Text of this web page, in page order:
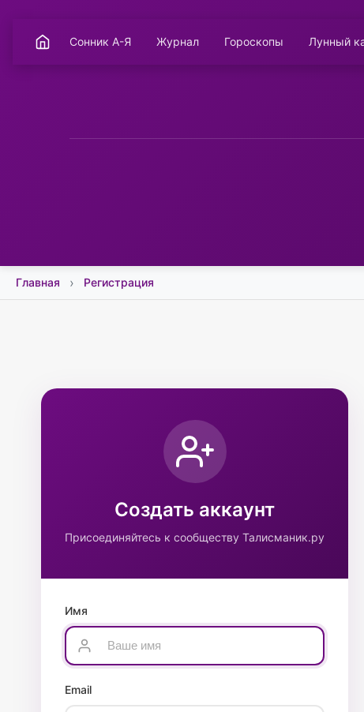
Сонник А-Я Журнал Гороскопы Лунный
Главная Регистрация
Создать аккаунт
Присоединяйтесь к сообществу Талисманик.ру
Имя
Email